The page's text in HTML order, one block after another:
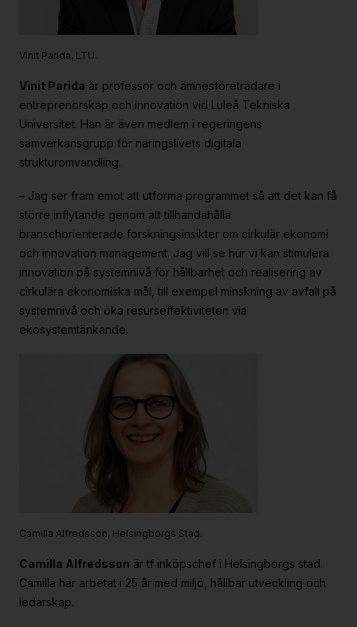
Vinit Parida, LTU.
Vinit Parida är professor och ämnesföreträdare i
entreprenörskap och innovation vid Luleå Tekniska
Universitet. Han är även medlem i regeringens
samverkansgrupp för näringslivets digitala
strukturomvandling.
– Jag ser fram emot att utforma programmet så att det kan få
större inflytande genom att tillhandahålla
branschorienterade forskningsinsikter om cirkulär ekonomi
och innovation management. Jag vill se hur vi kan stimulera
innovation på systemnivå för hållbarhet och realisering av
cirkulära ekonomiska mål, till exempel minskning av avfall på
systemnivå och öka resurseffektiviteten via
ekosystemtänkande.
Camilla Alfredsson, Helsingborgs Stad.
Camilla Alfredsson är tf inköpschef i Helsingborgs stad.
Camilla har arbetat i 25 år med miljö, hållbar utveckling och
ledarskap.